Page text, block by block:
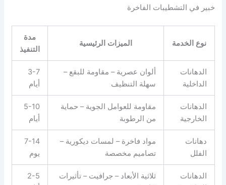
خبير في التشطيبات الفاخرة
نوع الخدمة الميزات الرئيسية
مدة
التنفيذ
الدهانات
الداخلية
ألوان عصرية – مقاومة للبقع –
سهلة التنظيف
3-7
أيام
الدهانات
الخارجية
مقاومة للعوامل الجوية – حماية
من الرطوبة
5-10
أيام
دهانات
الفلل
مواد فاخرة – لمسات ديكورية –
تصاميم مخصصة
7-14
يوم
الدهانات
ثلاثية الأبعاد – جرافيت – تأثيرات
2-5